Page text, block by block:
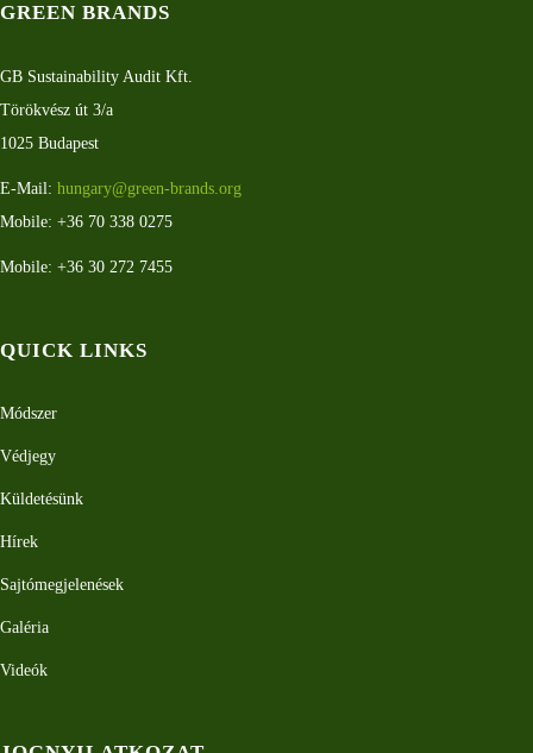
GREEN BRANDS
GB Sustainability Audit Kft.
Törökvész út 3/a
1025 Budapest
E-Mail: hungary@green-brands.org
Mobile: +36 70 338 0275
Mobile: +36 30 272 7455
QUICK LINKS
Módszer
Védjegy
Küldetésünk
Hírek
Sajtómegjelenések
Galéria
Videók